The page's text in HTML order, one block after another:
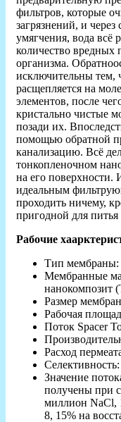
фильтров, которые
загрязнений, и
умягчения, вода всё
количество вредных
организма.
исключительны тем,
расщепляется на
элементов, после
кристально чистые
позади их.
помощью обратной
канализацию. Всё
тонкопленочном
на его поверхности.
идеальным
проходить ничему,
пригодной для
Рабочие
Тип мембраны:
Мембранные
нанокомпозит
Размер
Рабочая
Поток Spacer
Расход
Значение
получены при
миллион NaCl,
8, 15% на